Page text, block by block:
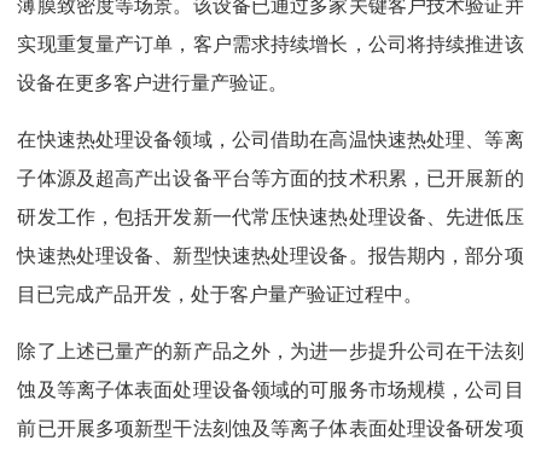
实现重复量产订单，客户需求持续增长，公司将持续推进该
设备在更多客户进行量产验证。
在快速热处理设备领域，公司借助在高温快速热处理、等离
子体源及超高产出设备平台等方面的技术积累，已开展新的
研发工作，包括开发新一代常压快速热处理设备、先进低压
快速热处理设备、新型快速热处理设备。报告期内，部分项
目已完成产品开发，处于客户量产验证过程中。
除了上述已量产的新产品之外，为进一步提升公司在干法刻
蚀及等离子体表面处理设备领域的可服务市场规模，公司目
前已开展多项新型干法刻蚀及等离子体表面处理设备研发项